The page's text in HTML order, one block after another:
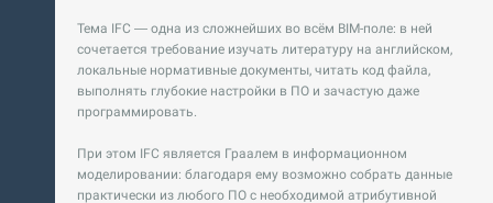
Тема IFC — одна из сложнейших во всём BIM-поле: в ней
сочетается требование изучать литературу на английском,
локальные нормативные документы, читать код файла,
выполнять глубокие настройки в ПО и зачастую даже
программировать.
При этом IFC является Граалем в информационном
моделировании: благодаря ему возможно собрать данные
практически из любого ПО с необходимой атрибутивной